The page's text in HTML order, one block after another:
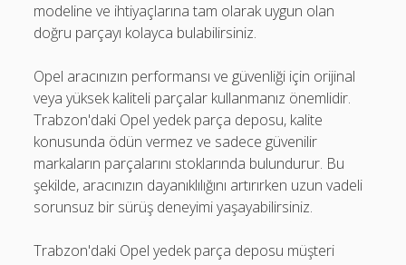
modeline ve ihtiyaçlarına tam olarak uygun olan
doğru parçayı kolayca bulabilirsiniz.
Opel aracınızın performansı ve güvenliği için orijinal
veya yüksek kaliteli parçalar kullanmanız önemlidir.
Trabzon'daki Opel yedek parça deposu, kalite
konusunda ödün vermez ve sadece güvenilir
markaların parçalarını stoklarında bulundurur. Bu
şekilde, aracınızın dayanıklılığını artırırken uzun vadeli
sorunsuz bir sürüş deneyimi yaşayabilirsiniz.
Trabzon'daki Opel yedek parça deposu müşteri